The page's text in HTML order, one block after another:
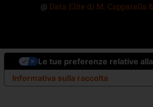
@ Data Elite di M. Capparella &
Informativa sulla raccolta
Le tue preferenze relative